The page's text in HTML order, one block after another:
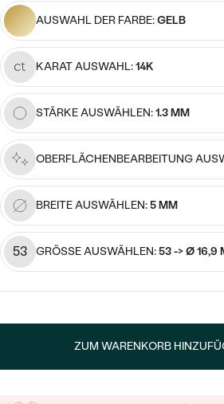
Wave
NACH DER FARBE
NACH DER FORM
MASSGEFERTIGTER
DIAMANTEN
Ohrrinnge
ANSEHEN
Halsketten
ANSEHEN
Ringe
ANSEHEN
AUSWAHL DER FARBE:GELB
KARAT AUSWAHL:14K
STÄRKE AUSWÄHLEN:1.3 MM
OBERFLÄCHENBEARBEITUNG
BREITE AUSWÄHLEN:5 MM
53 GRÖSSE AUSWÄHLEN:53 -> Ø 16,9
ZUM WARENKORB